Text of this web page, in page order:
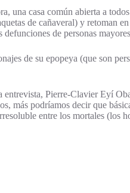
una casa común abierta a
de cañaveral) y retoman
de personas
de su epopeya (que son
Pierre-Clavier Eyí
más podríamos decir que
entre los mortales (los